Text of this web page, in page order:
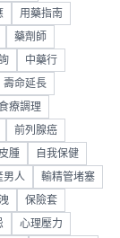
用藥指南
藥劑師
中藥行
壽命延長
療調理
前列腺癌
腫 自我保健
男人 輸精管堵塞
保險套
心理壓力